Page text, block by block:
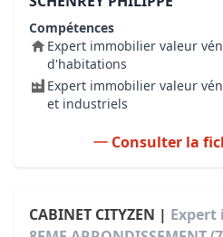
Compétences
Expert immobilier valeur
d'habitations
Expert immobilier valeur
et industriels
Consulter la
CABINET CITYZEN | Expert